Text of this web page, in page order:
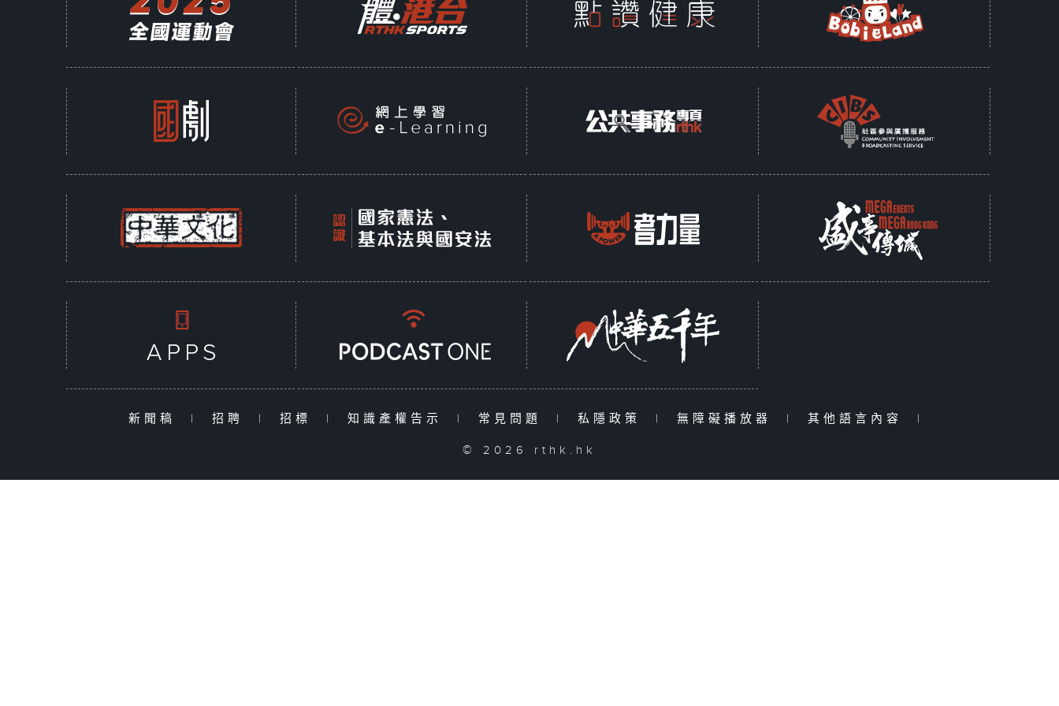
新聞稿 | 招聘 | 招標 | 知識產權告示 | 常見問題 | 私隱政策 | 無障礙播放器 | 其他語言內容 |
© 2026 rthk.hk